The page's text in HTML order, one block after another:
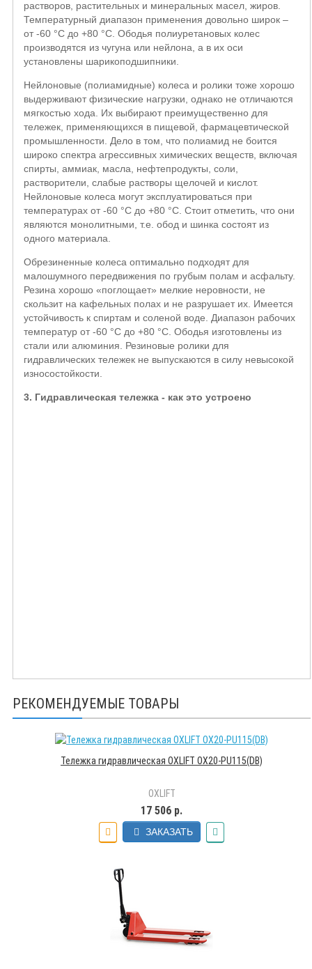
растворов, растительных и минеральных масел, жиров.
Температурный диапазон применения довольно широк –
от -60 °С до +80 °С. Ободья полиуретановых колес
производятся из чугуна или нейлона, а в их оси
установлены шарикоподшипники.
Нейлоновые (полиамидные) колеса и ролики тоже хорошо
выдерживают физические нагрузки, однако не отличаются
мягкостью хода. Их выбирают преимущественно для
тележек, применяющихся в пищевой, фармацевтической
промышленности. Дело в том, что полиамид не боится
широко спектра агрессивных химических веществ, включая
спирты, аммиак, масла, нефтепродукты, соли,
растворители, слабые растворы щелочей и кислот.
Нейлоновые колеса могут эксплуатироваться при
температурах от -60 °С до +80 °С. Стоит отметить, что они
являются монолитными, т.е. обод и шинка состоят из
одного материала.
Обрезиненные колеса оптимально подходят для
малошумного передвижения по грубым полам и асфальту.
Резина хорошо «поглощает» мелкие неровности, не
скользит на кафельных полах и не разрушает их. Имеется
устойчивость к спиртам и соленой воде. Диапазон рабочих
температур от -60 °С до +80 °С. Ободья изготовлены из
стали или алюминия. Резиновые ролики для
гидравлических тележек не выпускаются в силу невысокой
износостойкости.
3. Гидравлическая тележка - как это устроено
РЕКОМЕНДУЕМЫЕ ТОВАРЫ
Тележка гидравлическая OXLIFT OX20-PU115(DB)
OXLIFT
17 506 р.
ЗАКАЗАТЬ